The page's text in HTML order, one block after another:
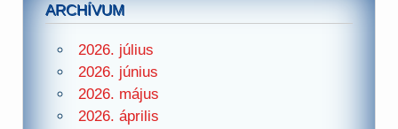
ARCHÍVUM
2026. július
2026. június
2026. május
2026. április